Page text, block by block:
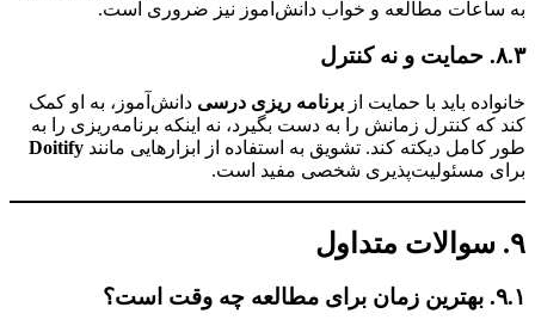
مطالعه و خواب دانش‌آموز نیز ضروری است.
باید با حمایت ازبرنامه ریزی درسیدانش‌آموز، به او کمک
کنترل زمانش را به دست بگیرد، نه اینکه برنامه‌ریزی را به
دیکته کند. تشویق به استفاده از ابزارهایی مانندDoitify
مسئولیت‌پذیری شخصی مفید است.